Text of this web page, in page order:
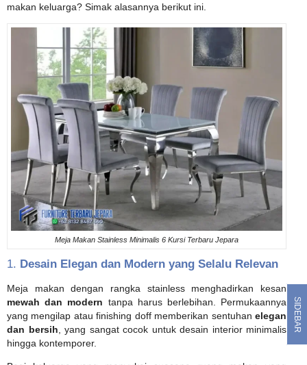
makan keluarga? Simak alasannya berikut ini.
Meja Makan Stainless Minimalis 6 Kursi Terbaru Jepara
1. Desain Elegan dan Modern yang Selalu Relevan
Meja makan dengan rangka stainless menghadirkan kesan
mewah dan modern tanpa harus berlebihan. Permukaannya
yang mengilap atau finishing doff memberikan sentuhan elegan
dan bersih , yang sangat cocok untuk desain interior minimalis
hingga kontemporer.
SIDEBAR